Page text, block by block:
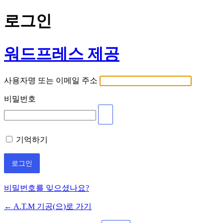
로그인
워드프레스 제공
사용자명 또는 이메일 주소
비밀번호
기억하기
비밀번호를 잊으셨나요?
← A.T.M 기공(으)로 가기